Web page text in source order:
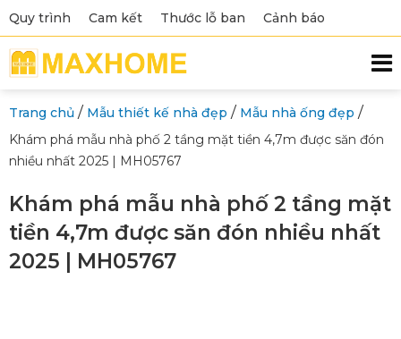
Quy trình Cam kết Thước lỗ ban Cảnh báo
Trang chủ / Mẫu thiết kế nhà đẹp / Mẫu nhà ống đẹp /
Khám phá mẫu nhà phố 2 tầng mặt tiền 4,7m được săn đón
nhiều nhất 2025 | MH05767
Khám phá mẫu nhà phố 2 tầng mặt
tiền 4,7m được săn đón nhiều nhất
2025 | MH05767